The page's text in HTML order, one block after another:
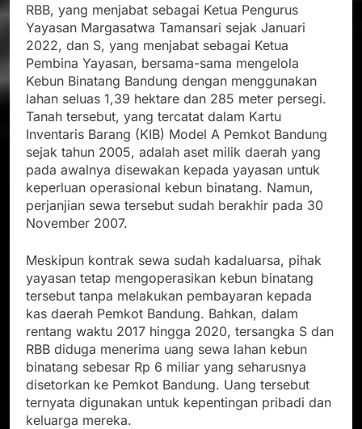
RBB, yang menjabat sebagai Ketua Pengurus
Yayasan Margasatwa Tamansari sejak Januari
2022, dan S, yang menjabat sebagai Ketua
Pembina Yayasan, bersama-sama mengelola
Kebun Binatang Bandung dengan menggunakan
lahan seluas 1,39 hektare dan 285 meter persegi.
Tanah tersebut, yang tercatat dalam Kartu
Inventaris Barang (KIB) Model A Pemkot Bandung
sejak tahun 2005, adalah aset milik daerah yang
pada awalnya disewakan kepada yayasan untuk
keperluan operasional kebun binatang. Namun,
perjanjian sewa tersebut sudah berakhir pada 30
November 2007.
Meskipun kontrak sewa sudah kadaluarsa, pihak
yayasan tetap mengoperasikan kebun binatang
tersebut tanpa melakukan pembayaran kepada
kas daerah Pemkot Bandung. Bahkan, dalam
rentang waktu 2017 hingga 2020, tersangka S dan
RBB diduga menerima uang sewa lahan kebun
binatang sebesar Rp 6 miliar yang seharusnya
disetorkan ke Pemkot Bandung. Uang tersebut
ternyata digunakan untuk kepentingan pribadi dan
keluarga mereka.